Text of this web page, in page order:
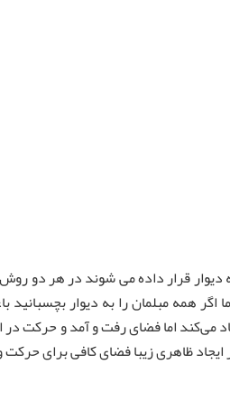
قرار داده می شوند در هر دو روش
اگر همه مبلمان را به دیوار
می‌کند اما فضای رفت و آمد و حرکت در
ظاهری زیبا فضای کافی برای حرکت